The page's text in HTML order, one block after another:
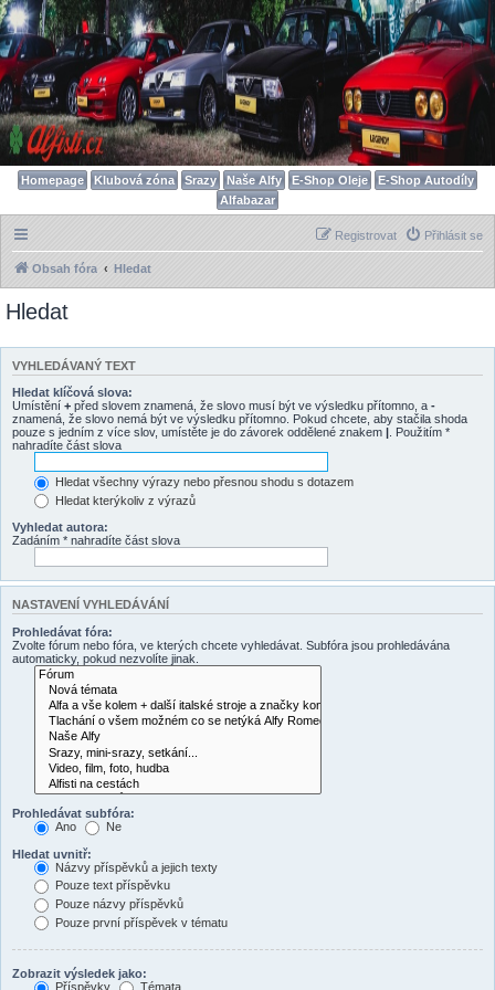
Homepage Klubová zóna Srazy Naše Alfy E-Shop Oleje
E-Shop Autodíly
Alfabazar
Přihlásit se
Registrovat
Obsah fóra Hledat
Hledat
VYHLEDÁVANÝ TEXT
Hledat klíčová slova:
Umístění + před slovem znamená, že slovo musí být ve výsledku přítomno, a -
znamená, že slovo nemá být ve výsledku přítomno. Pokud chcete, aby stačila shoda
pouze s jedním z více slov, umístěte je do závorek oddělené znakem | . Použitím *
nahradíte část slova
Hledat všechny výrazy nebo přesnou shodu s dotazem
Hledat kterýkoliv z výrazů
Vyhledat autora:
Zadáním * nahradíte část slova
NASTAVENÍ VYHLEDÁVÁNÍ
Prohledávat fóra:
Zvolte fórum nebo fóra, ve kterých chcete vyhledávat. Subfóra jsou prohledávána
automaticky, pokud nezvolíte jinak.
Prohledávat subfóra:
Ano
Ne
Hledat uvnitř:
Názvy příspěvků a jejich texty
Pouze text příspěvku
Pouze názvy příspěvků
Pouze první příspěvek v tématu
Zobrazit výsledek jako:
Příspěvky
Témata